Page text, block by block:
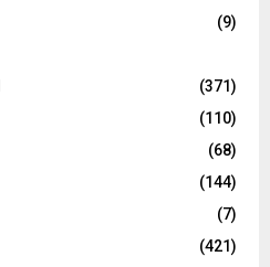
(9)
(371)
(110)
(68)
(144)
(7)
(421)